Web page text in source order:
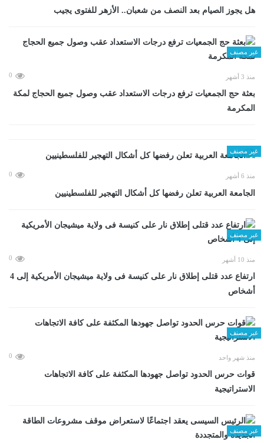
هل يجوز الصيام بعد النصف من شعبان.. الأزهر للفتوى يجيب
غير مصنف
منذ 3 أشهر 0
بعثة حج الجمعيات ترفع درجات الاستعداد عقب وصول جميع الحجاج لمكة
المكرمة
غير مصنف
منذ 6 أشهر 0
الجامعة العربية تعلن رفضها كل أشكال التهجير للفلسطينيين
غير مصنف
منذ 10 أشهر 0
ارتفاع عدد قتلى إطلاق نار على كنيسة فى ولاية ميشيجان الأمريكية إلى 4
أشخاص
غير مصنف
منذ شهر واحد 0
قوات حرس الحدود تواصل جهودها المكثفة على كافة الاتجاهات
الاستراتيجية
غير مصنف